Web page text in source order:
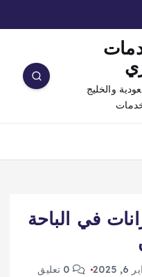
والخليج
في الباحة